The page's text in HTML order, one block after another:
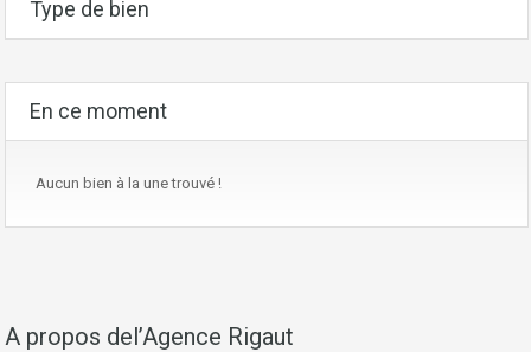
Type de bien
En ce moment
Aucun bien à la une trouvé !
A propos del’Agence Rigaut